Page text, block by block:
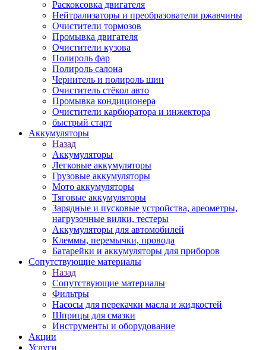
Раскоксовка двигателя
Нейтрализаторы и преобразователи ржавчины
Очистители тормозов
Промывка двигателя
Очистители кузова
Полироль фар
Полироль салона
Чернитель и полироль шин
Очиститель стёкол авто
Промывка кондиционера
Очистители карбюратора и инжектора
быстрый старт
Аккумуляторы
Назад
Аккумуляторы
Легковые аккумуляторы
Грузовые аккумуляторы
Мото аккумуляторы
Тяговые аккумуляторы
Зарядные и пусковые устройства, ареометры,
нагрузочные вилки, тестеры
Аккумуляторы для автомобилей
Клеммы, перемычки, провода
Батарейки и аккумуляторы для приборов
Сопутствующие материалы
Назад
Сопутствующие материалы
Фильтры
Насосы для перекачки масла и жидкостей
Шприцы для смазки
Инструменты и оборудование
Акции
Услуги